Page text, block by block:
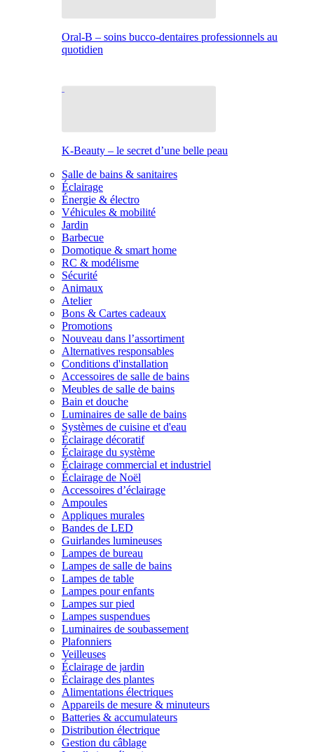
Oral-B – soins bucco-dentaires professionnels au
quotidien
K-Beauty – le secret d’une belle peau
Salle de bains & sanitaires
Éclairage
Énergie & électro
Véhicules & mobilité
Jardin
Barbecue
Domotique & smart home
RC & modélisme
Sécurité
Animaux
Atelier
Bons & Cartes cadeaux
Promotions
Nouveau dans l’assortiment
Alternatives responsables
Conditions d'installation
Accessoires de salle de bains
Meubles de salle de bains
Bain et douche
Luminaires de salle de bains
Systèmes de cuisine et d'eau
Éclairage décoratif
Éclairage du système
Éclairage commercial et industriel
Éclairage de Noël
Accessoires d’éclairage
Ampoules
Appliques murales
Bandes de LED
Guirlandes lumineuses
Lampes de bureau
Lampes de salle de bains
Lampes de table
Lampes pour enfants
Lampes sur pied
Lampes suspendues
Luminaires de soubassement
Plafonniers
Veilleuses
Éclairage de jardin
Éclairage des plantes
Alimentations électriques
Appareils de mesure & minuteurs
Batteries & accumulateurs
Distribution électrique
Gestion du câblage